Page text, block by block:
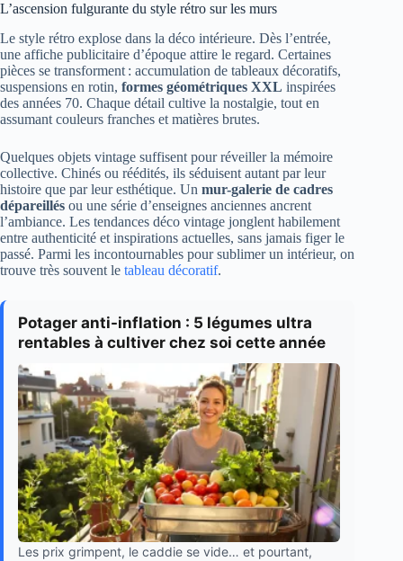
L’ascension fulgurante du style rétro sur les murs
Le style rétro explose dans la déco intérieure. Dès l’entrée,
une affiche publicitaire d’époque attire le regard. Certaines
pièces se transforment : accumulation de tableaux décoratifs,
suspensions en rotin, formes géométriques XXL inspirées
des années 70. Chaque détail cultive la nostalgie, tout en
assumant couleurs franches et matières brutes.
Quelques objets vintage suffisent pour réveiller la mémoire
collective. Chinés ou réédités, ils séduisent autant par leur
histoire que par leur esthétique. Un mur-galerie de cadres
dépareillés ou une série d’enseignes anciennes ancrent
l’ambiance. Les tendances déco vintage jonglent habilement
entre authenticité et inspirations actuelles, sans jamais figer le
passé. Parmi les incontournables pour sublimer un intérieur, on
trouve très souvent le tableau décoratif.
Potager anti-inflation : 5 légumes ultra
rentables à cultiver chez soi cette année
Les prix grimpent, le caddie se vide… et pourtant,